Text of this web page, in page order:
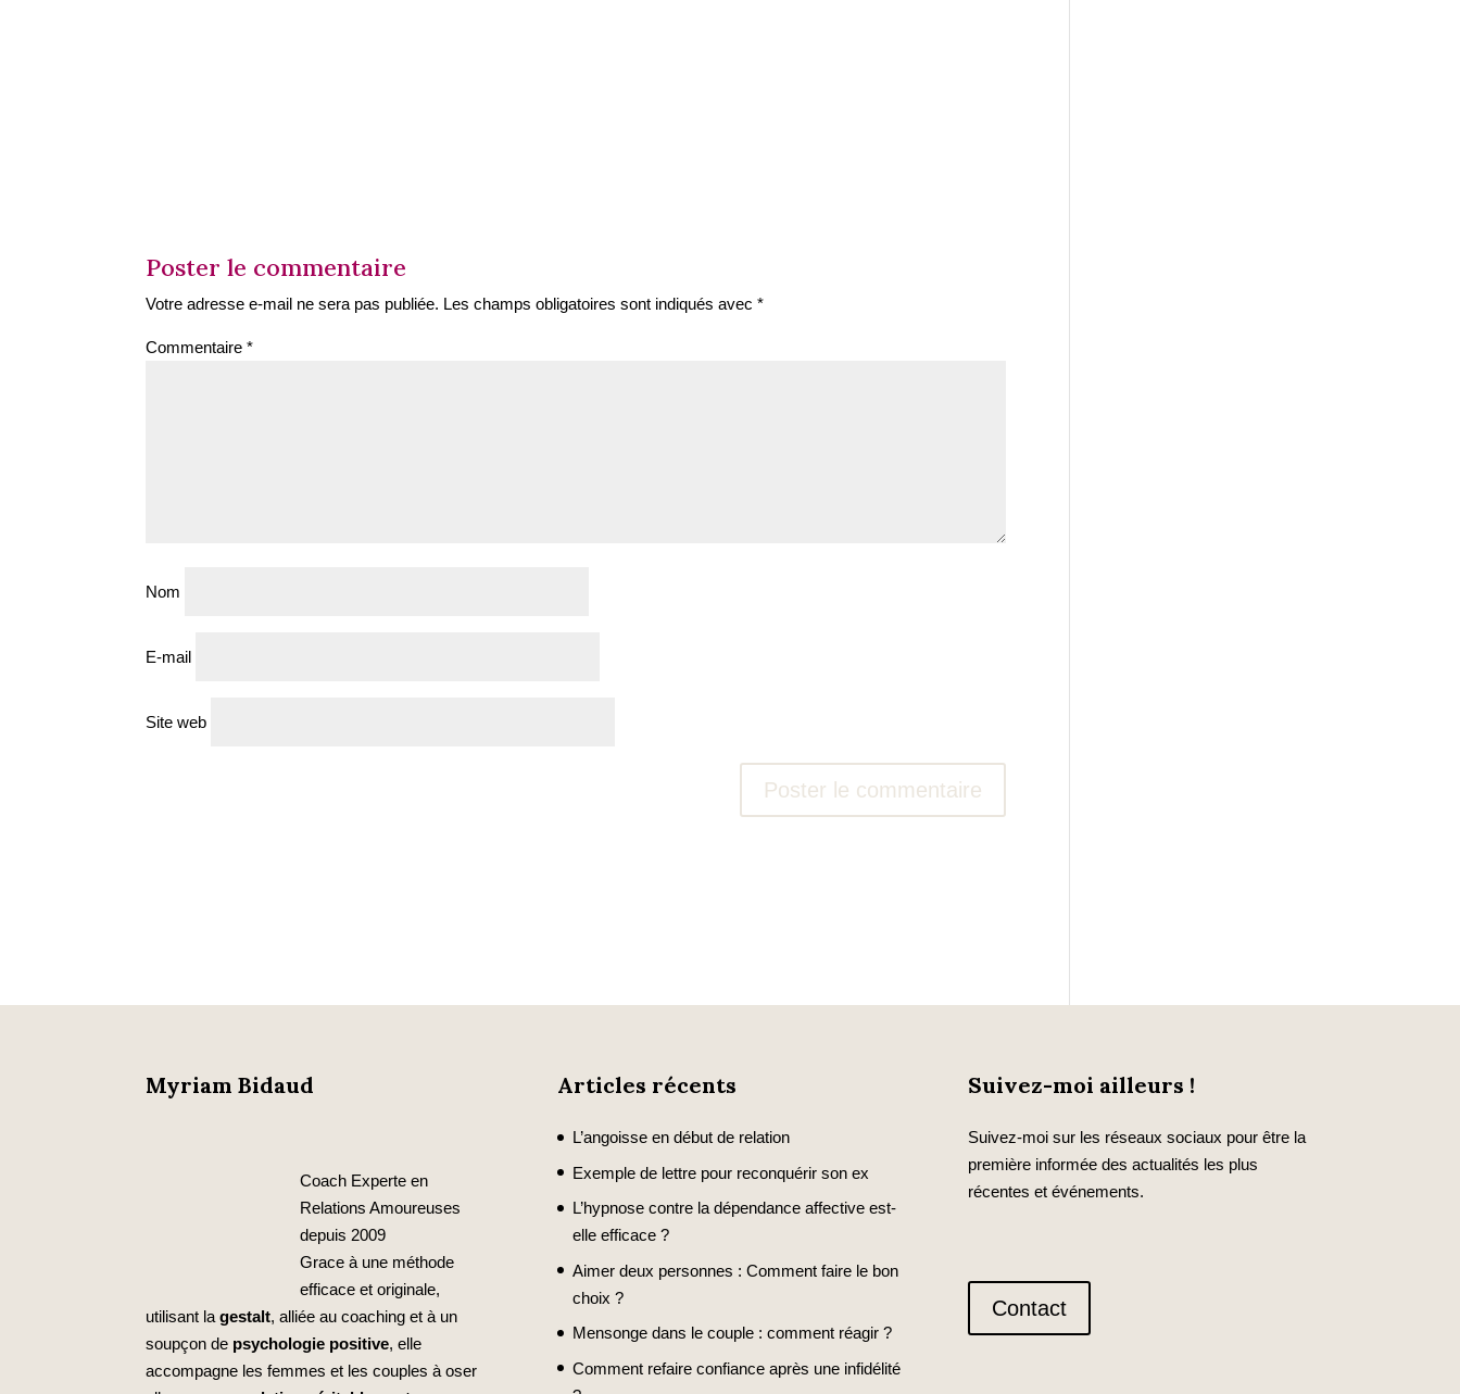
Poster le commentaire
Votre adresse e-mail ne sera pas publiée. Les champs obligatoires sont indiqués avec*
Commentaire*
Nom
E-mail
Site web
Myriam Bidaud
Coach Experte en
Relations Amoureuses
depuis 2009
Grace à une méthode
efficace et originale,
utilisant lagestalt, alliée au coaching et à un
soupçon de psychologie positive, elle
accompagne les femmes et les couples à oser
Articles récents
L’angoisse en début de relation
Exemple de lettre pour reconquérir son ex
L’hypnose contre la dépendance affective est-
elle efficace ?
Aimer deux personnes : Comment faire le bon
choix ?
Mensonge dans le couple : comment réagir ?
Comment refaire confiance après une infidélité
Suivez-moi ailleurs !
Suivez-moi sur les réseaux sociaux pour être la
première informée des actualités les plus
récentes et événements.
Contact